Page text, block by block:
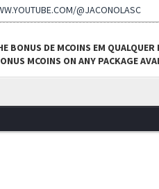
@JACONOLASC
BONUS DE MCOINS EM QUALQUER
MCOINS ON ANY PACKAGE